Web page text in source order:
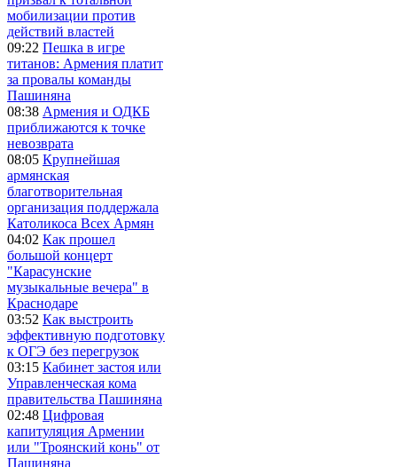
мобилизации против
действий властей
09:22 Пешка в игре
титанов: Армения платит
за провалы команды
Пашиняна
08:38 Армения и ОДКБ
приближаются к точке
невозврата
08:05 Крупнейшая
армянская
благотворительная
организация поддержала
Католикоса Всех Армян
04:02 Как прошел
большой концерт
"Карасунские
музыкальные вечера" в
Краснодаре
03:52 Как выстроить
эффективную подготовку
к ОГЭ без перегрузок
03:15 Кабинет застоя или
Управленческая кома
правительства Пашиняна
02:48 Цифровая
капитуляция Армении
или "Троянский конь" от
Пашиняна